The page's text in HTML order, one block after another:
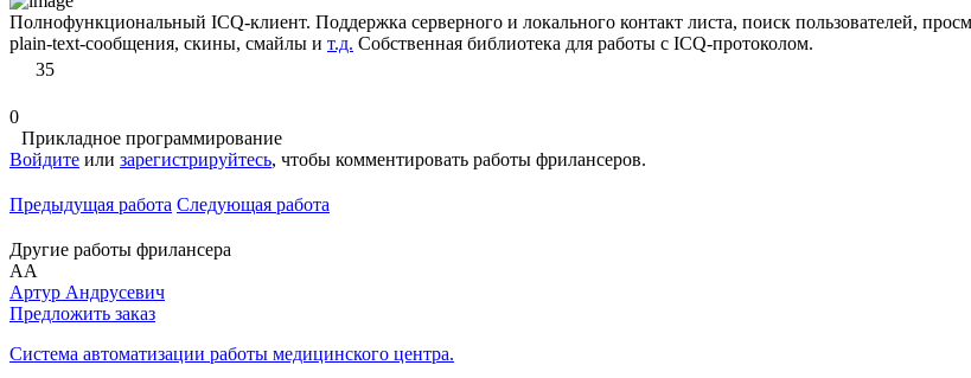
Полнофункциональный ICQ-клиент. Поддержка серверного и локального контакт листа, поиск пользователей,
plain-text-сообщения, скины, смайлы и т.д. Собственная библиотека для работы с ICQ-протоколом.
35
0
Прикладное программирование
Войдите или зарегистрируйтесь, чтобы комментировать работы фрилансеров.
Предыдущая работа Следующая работа
Другие работы фрилансера
АА
Артур Андрусевич
Предложить заказ
Система автоматизации работы медицинского центра.